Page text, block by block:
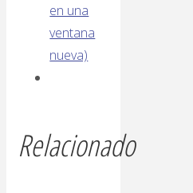
en una
ventana
nueva)
Relacionado